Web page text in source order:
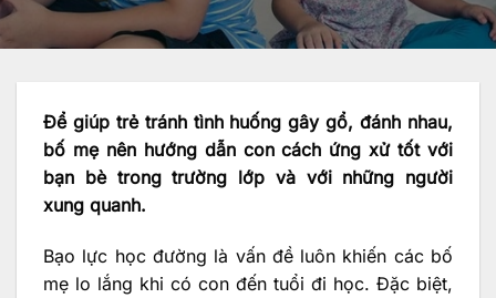
Để giúp trẻ tránh tình huống gây gổ, đánh nhau,
bố mẹ nên hướng dẫn con cách ứng xử tốt với
bạn bè trong trường lớp và với những người
xung quanh.
Bạo lực học đường là vấn đề luôn khiến các bố
mẹ lo lắng khi có con đến tuổi đi học. Đặc biệt,